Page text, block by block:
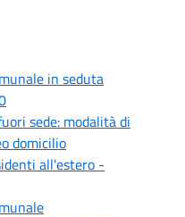
in seduta
sede: modalità di
domicilio
all'estero -